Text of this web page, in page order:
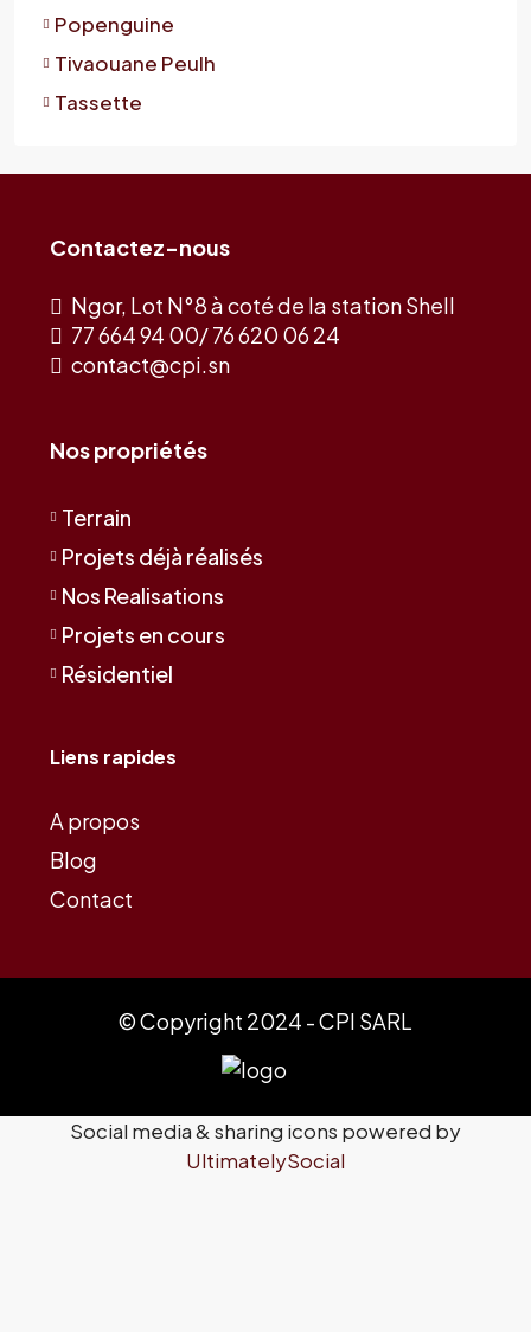
Popenguine
Tivaouane Peulh
Tassette
Contactez-nous
Ngor, Lot N°8 à coté de la station Shell
77 664 94 00/ 76 620 06 24
contact@cpi.sn
Nos propriétés
Terrain
Projets déjà réalisés
Nos Realisations
Projets en cours
Résidentiel
Liens rapides
A propos
Blog
Contact
© Copyright 2024 - CPI SARL
Social media & sharing icons powered by
UltimatelySocial